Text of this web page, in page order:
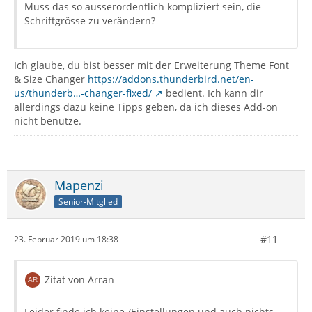
Muss das so ausserordentlich kompliziert sein, die
Schriftgrösse zu verändern?
Ich glaube, du bist besser mit der Erweiterung Theme Font
& Size Changer https://addons.thunderbird.net/en-
us/thunderb…-changer-fixed/
bedient. Ich kann dir
allerdings dazu keine Tipps geben, da ich dieses Add-on
nicht benutze.
Mapenzi
Senior-Mitglied
23. Februar 2019 um 18:38 #11
Zitat von Arran